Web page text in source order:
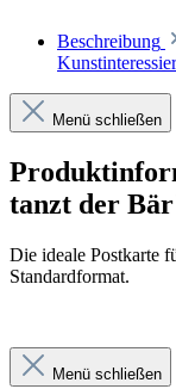
Beschreibung
Menü schließen
tanzt der
Die ideale Postkarte
Standardformat.
Menü schließen